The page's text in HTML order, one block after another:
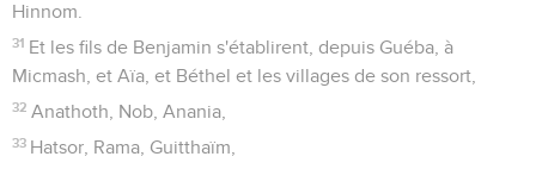
Hinnom.
31 Et les fils de Benjamin s'établirent, depuis Guéba, à
Micmash, et Aïa, et Béthel et les villages de son ressort,
32 Anathoth, Nob, Anania,
33 Hatsor, Rama, Guitthaïm,